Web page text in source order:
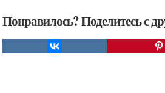
Понравилось? Поделитесь с